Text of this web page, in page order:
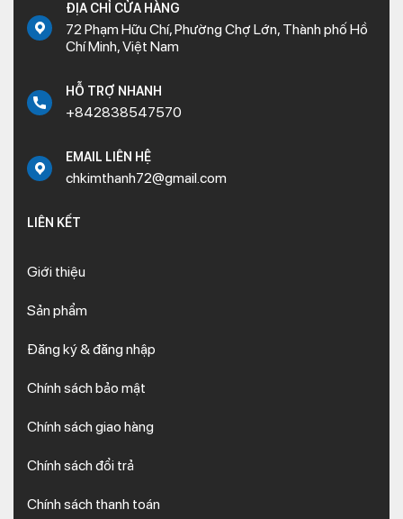
ĐỊA CHỈ CỬA HÀNG
72 Phạm Hữu Chí, Phường Chợ Lớn, Thành phố Hồ
Chí Minh, Việt Nam
HỖ TRỢ NHANH
+842838547570
EMAIL LIÊN HỆ
chkimthanh72@gmail.com
LIÊN KẾT
Giới thiệu
Sản phẩm
Đăng ký & đăng nhập
Chính sách bảo mật
Chính sách giao hàng
Chính sách đổi trả
Chính sách thanh toán